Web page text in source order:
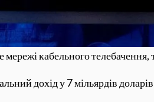
мережі кабельного
дохід у 7 мільярдів